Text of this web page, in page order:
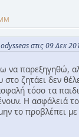
ΜΜ
στις 09 Δεκ
να παρεξηγηθώ,
ζητάει δεν
τόσο τα
Η ασφάλειά
το προβλέπει